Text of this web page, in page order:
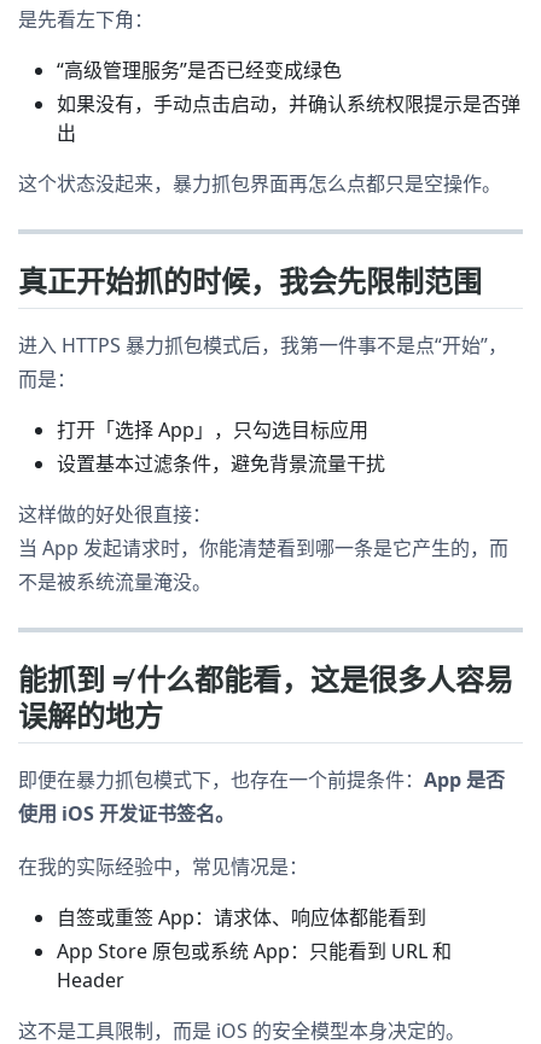
是先看左下角：
“高级管理服务”是否已经变成绿色
如果没有，手动点击启动，并确认系统权限提示是否弹
出
这个状态没起来，暴力抓包界面再怎么点都只是空操作。
真正开始抓的时候，我会先限制范围
进入 HTTPS 暴力抓包模式后，我第一件事不是点“开始”，
而是：
打开「选择 App」，只勾选目标应用
设置基本过滤条件，避免背景流量干扰
这样做的好处很直接：
当 App 发起请求时，你能清楚看到哪一条是它产生的，而
不是被系统流量淹没。
能抓到 ≠ 什么都能看，这是很多人容易
误解的地方
即便在暴力抓包模式下，也存在一个前提条件： App 是否
使用 iOS 开发证书签名。
在我的实际经验中，常见情况是：
自签或重签 App：请求体、响应体都能看到
App Store 原包或系统 App：只能看到 URL 和
Header
这不是工具限制，而是 iOS 的安全模型本身决定的。